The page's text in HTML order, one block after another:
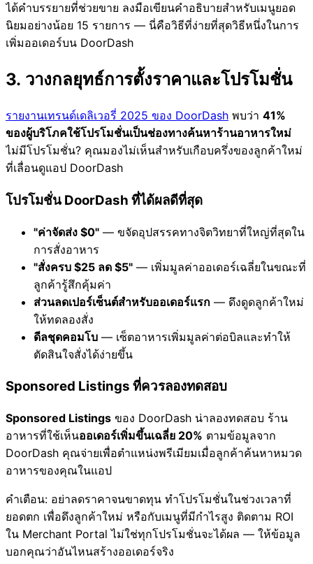
ได้คำบรรยายที่ช่วยขาย ลงมือเขียนคำอธิบายสำหรับเมนูยอด
นิยมอย่างน้อย 15 รายการ — นี่คือวิธีที่ง่ายที่สุดวิธีหนึ่งในการ
เพิ่มออเดอร์บน DoorDash
3. วางกลยุทธ์การตั้งราคาและโปรโมชั่น
รายงานเทรนด์เดลิเวอรี่ 2025 ของ DoorDash พบว่า 41%
ของผู้บริโภคใช้โปรโมชั่นเป็นช่องทางค้นหาร้านอาหารใหม่
ไม่มีโปรโมชั่น? คุณมองไม่เห็นสำหรับเกือบครึ่งของลูกค้าใหม่
ที่เลื่อนดูแอป DoorDash
โปรโมชั่น DoorDash ที่ได้ผลดีที่สุด
"ค่าจัดส่ง $0" — ขจัดอุปสรรคทางจิตวิทยาที่ใหญ่ที่สุดใน
การสั่งอาหาร
"สั่งครบ $25 ลด $5" — เพิ่มมูลค่าออเดอร์เฉลี่ยในขณะที่
ลูกค้ารู้สึกคุ้มค่า
ส่วนลดเปอร์เซ็นต์สำหรับออเดอร์แรก — ดึงดูดลูกค้าใหม่
ให้ทดลองสั่ง
ดีลชุดคอมโบ — เซ็ตอาหารเพิ่มมูลค่าต่อบิลและทำให้
ตัดสินใจสั่งได้ง่ายขึ้น
Sponsored Listings ที่ควรลองทดสอบ
Sponsored Listings ของ DoorDash น่าลองทดสอบ ร้าน
อาหารที่ใช้เห็นออเดอร์เพิ่มขึ้นเฉลี่ย 20% ตามข้อมูลจาก
DoorDash คุณจ่ายเพื่อตำแหน่งพรีเมียมเมื่อลูกค้าค้นหาหมวด
อาหารของคุณในแอป
คำเตือน: อย่าลดราคาจนขาดทุน ทำโปรโมชั่นในช่วงเวลาที่
ยอดตก เพื่อดึงลูกค้าใหม่ หรือกับเมนูที่มีกำไรสูง ติดตาม ROI
ใน Merchant Portal ไม่ใช่ทุกโปรโมชั่นจะได้ผล — ให้ข้อมูล
บอกคุณว่าอันไหนสร้างออเดอร์จริง